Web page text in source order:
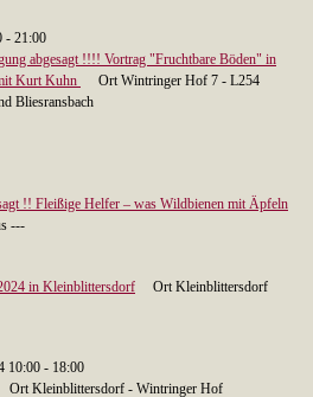
- 21:00
abgesagt !!!! Vortrag "Fruchtbare Böden" in
Kurt Kuhn
Ort Wintringer Hof 7 - L254
Bliesransbach
!! Fleißige Helfer – was Wildbienen mit Äpfeln
---
in Kleinblittersdorf Ort Kleinblittersdorf
10:00 - 18:00
Ort Kleinblittersdorf - Wintringer Hof